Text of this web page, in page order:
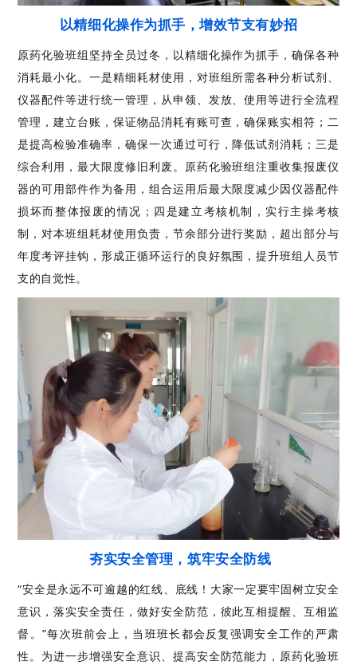
以精细化操作为抓手，增效节支有妙招
原药化验班组坚持全员过冬，以精细化操作为抓手，确保各种
消耗最小化。一是精细耗材使用，对班组所需各种分析试剂、
仪器配件等进行统一管理，从申领、发放、使用等进行全流程
管理，建立台账，保证物品消耗有账可查，确保账实相符；二
是提高检验准确率，确保一次通过可行，降低试剂消耗；三是
综合利用，最大限度修旧利废。原药化验班组注重收集报废仪
器的可用部件作为备用，组合运用后最大限度减少因仪器配件
损坏而整体报废的情况；四是建立考核机制，实行主操考核
制，对本班组耗材使用负责，节余部分进行奖励，超出部分与
年度考评挂钩，形成正循环运行的良好氛围，提升班组人员节
支的自觉性。
夯实安全管理，筑牢安全防线
“安全是永远不可逾越的红线、底线！大家一定要牢固树立安全
意识，落实安全责任，做好安全防范，彼此互相提醒、互相监
督。”每次班前会上，当班班长都会反复强调安全工作的严肃
性。为进一步增强安全意识、提高安全防范能力，原药化验班